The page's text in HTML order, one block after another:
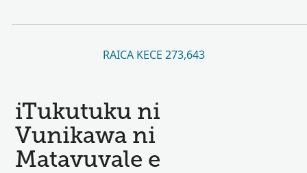
RAICA KECE 273,643
iTukutuku ni
Vunikawa ni
Matavuvale e